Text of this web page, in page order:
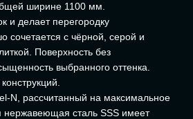
ширине 1100 мм.
и делает перегородку
сочетается с чёрной, серой и
Поверхность без
выбранного оттенка.
N, рассчитанный на максимальное
нержавеющая сталь SSS имеет